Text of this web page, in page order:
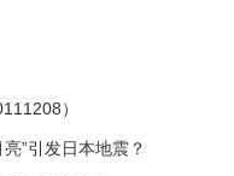
）
”引发日本地震？